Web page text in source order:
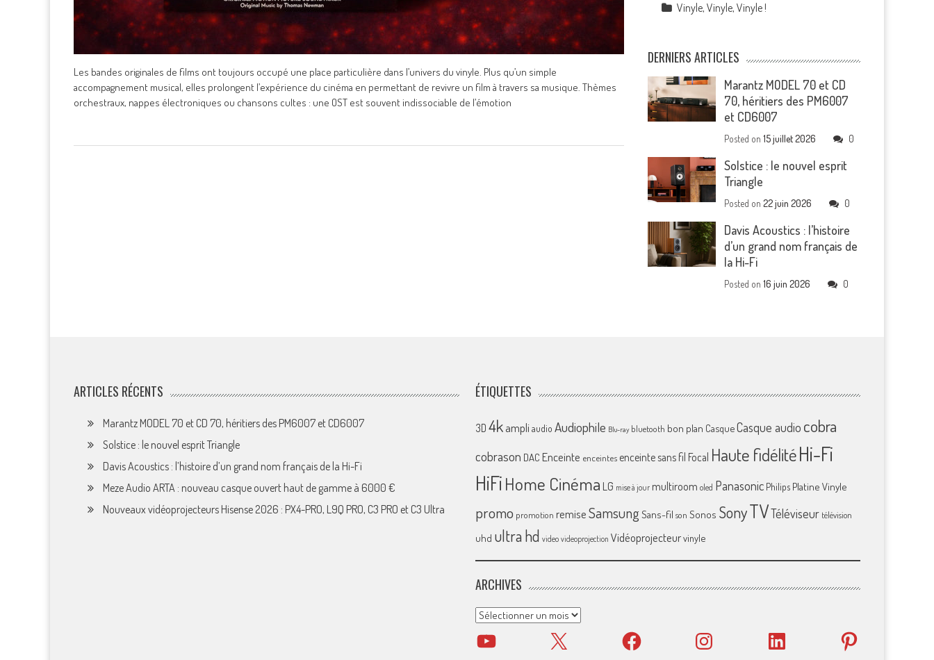
Les bandes originales de films ont toujours occupé une place particulière dans l’univers du vinyle. Plus qu’un simple
accompagnement musical, elles prolongent l’expérience du cinéma en permettant de revivre un film à travers sa musique. Thèmes
orchestraux, nappes électroniques ou chansons cultes : une OST est souvent indissociable de l’émotion
Vinyle, Vinyle, Vinyle !
DERNIERS ARTICLES
Marantz MODEL 70 et CD
70, héritiers des PM6007
et CD6007
Posted on15 juillet 2026 0
Solstice : le nouvel esprit
Triangle
Posted on22 juin 2026 0
Davis Acoustics : l’histoire
d’un grand nom français de
la Hi-Fi
Posted on16 juin 2026 0
ARTICLES RÉCENTS
Marantz MODEL 70 et CD 70, héritiers des PM6007 et CD6007
Solstice : le nouvel esprit Triangle
Davis Acoustics : l’histoire d’un grand nom français de la Hi-Fi
Meze Audio ARTA : nouveau casque ouvert haut de gamme à 6000 €
Nouveaux vidéoprojecteurs Hisense 2026 : PX4-PRO, L9Q PRO, C3 PRO et C3 Ultra
ÉTIQUETTES
3D 4k ampliaudio Audiophile Blu-ray bluetooth bon plan CasqueCasque audio cobra
cobrason DAC Enceinte enceintes enceinte sans fil Focal Haute fidélitéHi-Fi
HiFiHome Cinéma LG mise à jour multiroom oled Panasonic Philips Platine Vinyle
promo promotion remiseSamsungSans-fil son Sonos SonyTVTéléviseur télévision
uhd ultra hd video videoprojection Vidéoprojecteurvinyle
ARCHIVES
Archives
YouTube X Facebook Instagram LinkedIn Pinterest